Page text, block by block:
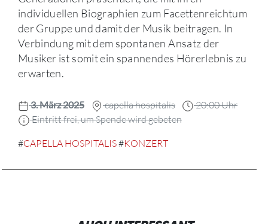
individuellen Biographien zum Facettenreichtum
der Gruppe und damit der Musik beitragen. In
Verbindung mit dem spontanen Ansatz der
Musiker ist somit ein spannendes Hörerlebnis zu
erwarten.
3. März 2025 capella hospitalis
20:00 Uhr
Eintritt frei, um Spende wird gebeten
#CAPELLA HOSPITALIS#KONZERT